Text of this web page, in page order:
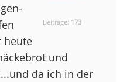
Beiträge: 173
heute
und
da ich in der